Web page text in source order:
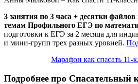
3 занятия по 3 часа + десятки
темам Профильного ЕГЭ по
подготовки к ЕГЭ за 2 месяца для
и мини-групп трех разных уровней.
Марафон как спасать 11-
Подробнее про Спасательный